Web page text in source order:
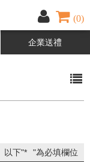
(0)
企業送禮
以下"* "為必填欄位